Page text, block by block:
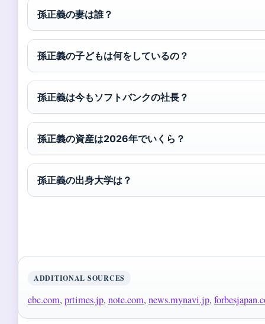
孫正義の妻は誰？
孫正義の子どもは何をしているの？
孫正義は今もソフトバンクの社長？
孫正義の資産は2026年でいくら？
孫正義の出身大学は？
ADDITIONAL SOURCES
ebc.com, prtimes.jp, note.com, news.mynavi.jp,